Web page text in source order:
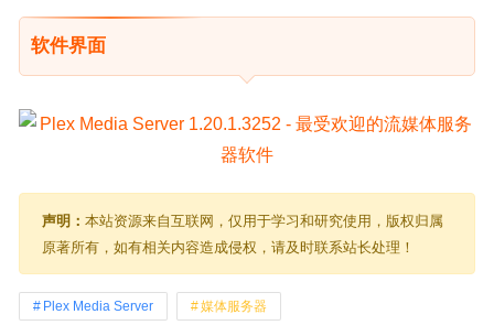
软件界面
声明： 本站资源来自互联网，仅用于学习和研究使用，版权归属
原著所有，如有相关内容造成侵权，请及时联系站长处理！
Plex Media Server 媒体服务器